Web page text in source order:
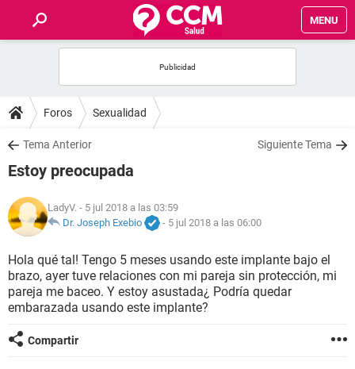
MENU
FOROS
SALUD
FAMILIA
NUTRICIÓN
BIENESTAR
SEXUALIDAD
GLOSARIO
Foros Sexualidad
Tema Anterior Siguiente Tema
Estoy preocupada
LadyV. - 5 jul 2018 a las 03:59
Dr. Joseph Exebio
- 5 jul 2018 a las 06:00
Hola qué tal! Tengo 5 meses usando este implante bajo el
brazo, ayer tuve relaciones con mi pareja sin protección, mi
pareja me baceo. Y estoy asustada¿ Podría quedar
embarazada usando este implante?
Compartir